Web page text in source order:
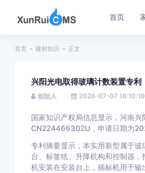
首页
首页 建材知识 正文
兴阳光电取得玻璃计数装置专
创始人 2026-07-07 18:10:19
国家知识产权局信息显示，河南
CN224466302U，申请日期为
专利摘要显示，本实用新型属于
台、标签纸、升降机构和控制器
机安装在安装台上，插标机用于